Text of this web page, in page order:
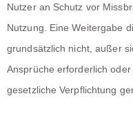
Nutzer an Schutz vor
Nutzung. Eine Weitergabe
grundsätzlich nicht, außer
Ansprüche erforderlich
gesetzliche Verpflichtung